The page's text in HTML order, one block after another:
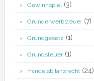
Gewinnspiel(3)
Grunderwerbsteuer(7)
Grundgesetz (1)
Grundsteuer(1)
Handelsbilanzrecht(24)